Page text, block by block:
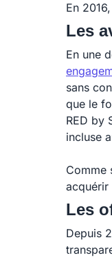
En
Les
En une
sans
que le
RED by
incluse
Comme
acquérir
Les
Depuis